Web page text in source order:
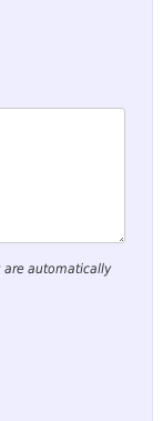
are automatically